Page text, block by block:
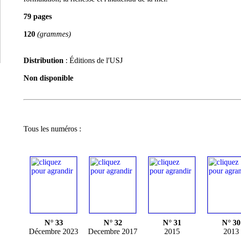
79 pages
120 (grammes)
Distribution : Éditions de l'USJ
Non disponible
Tous les numéros :
N° 33
Décembre 2023
N° 32
Decembre 2017
N° 31
2015
N° 30
2013